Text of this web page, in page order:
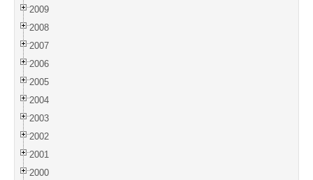
2009
2008
2007
2006
2005
2004
2003
2002
2001
2000